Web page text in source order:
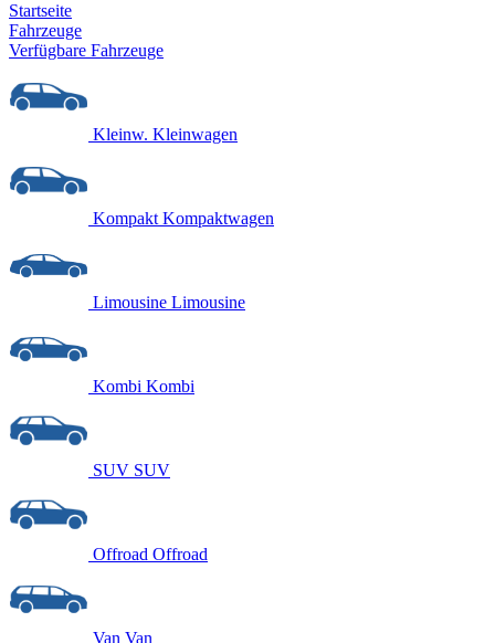
Startseite
Fahrzeuge
Verfügbare Fahrzeuge
Kleinw. Kleinwagen
Kompakt Kompaktwagen
Limousine Limousine
Kombi Kombi
SUV SUV
Offroad Offroad
Van Van